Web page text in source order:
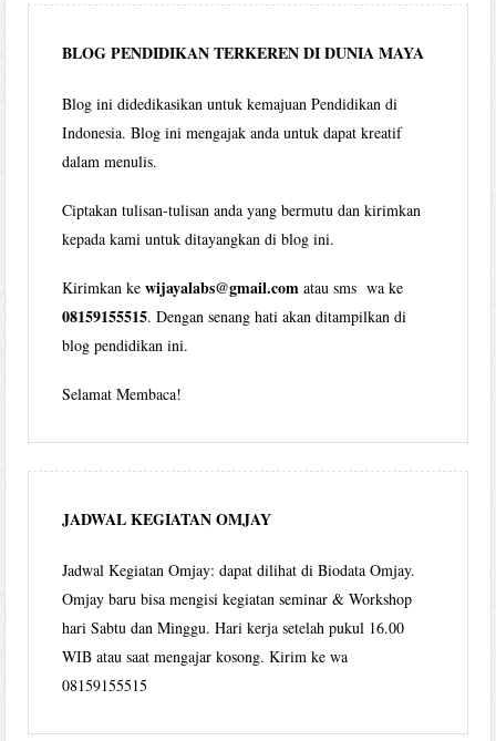
bulan
BLOG PENDIDIKAN TERKEREN DI DUNIA MAYA
Blog ini didedikasikan untuk kemajuan Pendidikan di
Indonesia. Blog ini mengajak anda untuk dapat kreatif
dalam menulis.
Ciptakan tulisan-tulisan anda yang bermutu dan kirimkan
kepada kami untuk ditayangkan di blog ini.
Kirimkan kewijayalabs@gmail.com atau sms wa ke
08159155515. Dengan senang hati akan ditampilkan di
blog pendidikan ini.
Selamat Membaca!
JADWAL KEGIATAN OMJAY
Jadwal Kegiatan Omjay: dapat dilihat di Biodata Omjay.
Omjay baru bisa mengisi kegiatan seminar & Workshop
hari Sabtu dan Minggu. Hari kerja setelah pukul 16.00
WIB atau saat mengajar kosong. Kirim ke wa
08159155515